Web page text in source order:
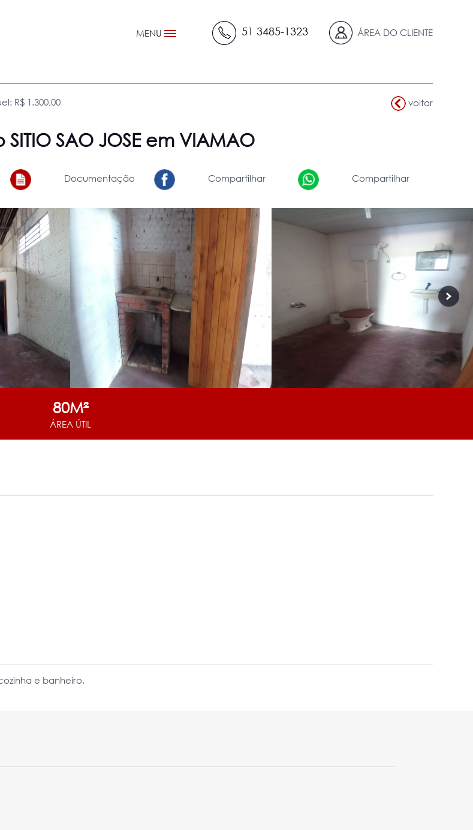
ÁREA DO CLIENTE
51 3485-1323
MENU
R$ 1.300,00 voltar
SAO JOSE em VIAMAO
Documentação Compartilhar Compartilhar
80M²
ÁREA ÚTIL
e banheiro.